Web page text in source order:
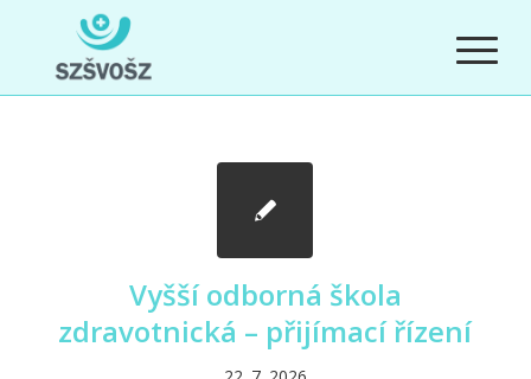
Vyšší odborná škola
zdravotnická – přijímací řízení